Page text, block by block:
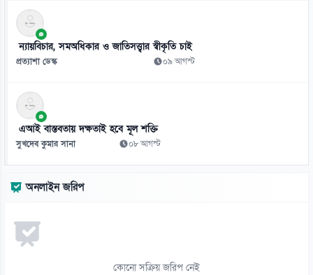
১১
গরমে পা ফাটলে ত্বকের কিছু সমস্যায়
১০ আগস্ট
১২
জাতীয় দলের মতো ক্লাবেও রোনালদোর সতীর্থ কস্তা
১০ আগস্ট
১০ আগস্ট
১৪
বোল্ড সাজে নতুন রূপে নজর কাড়লেন মিম
ন্যায়বিচার, সমঅধিকার ও জাতিসত্ত্বার স্বীকৃতি চাই
প্রত্যাশা ডেস্ক ০৯ আগস্ট
এআই বাস্তবতায় দক্ষতাই হবে মূল শক্তি
সুখদেব কুমার সানা ০৮ আগস্ট
অনলাইন জরিপ
কোনো সক্রিয় জরিপ নেই